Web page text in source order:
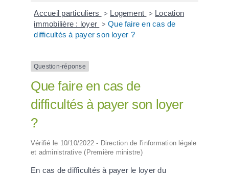
Accueil particuliers > Logement > Location
immobilière : loyer > Que faire en cas de
difficultés à payer son loyer ?
Question-réponse
Que faire en cas de
difficultés à payer son loyer
?
Vérifié le 10/10/2022 - Direction de l'information légale
et administrative (Première ministre)
En cas de difficultés à payer le loyer du